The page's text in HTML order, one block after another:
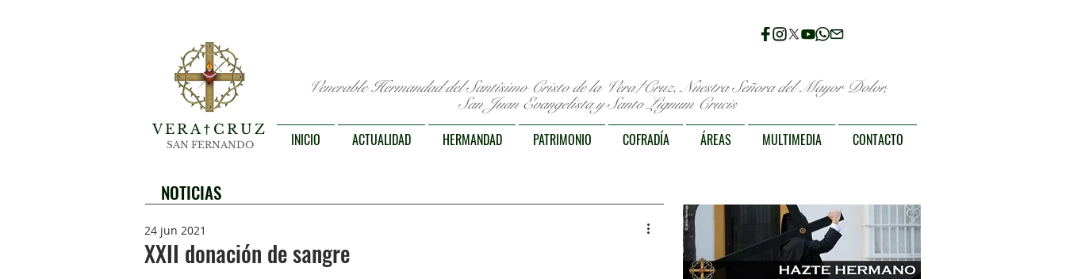
VERA† CRUZ
SAN FERNANDO
Venerable Hermandad del Santísimo Cristo de la Vera†Cruz, Nuestra Señora del Mayor Dolor,
San Juan Evangelista y Santo Lignum Crucis
INICIO ACTUALIDAD HERMANDAD PATRIMONIO COFRADÍA ÁREAS MULTIMEDIA CONTACTO
NOTICIAS
XXII donación de sangre
24 jun 2021